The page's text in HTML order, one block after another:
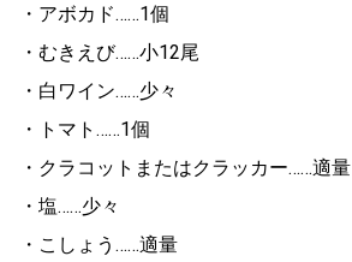
・アボカド……1個
・むきえび……小12尾
・白ワイン……少々
・トマト……1個
・クラコットまたはクラッカー……適量
・塩……少々
・こしょう……適量